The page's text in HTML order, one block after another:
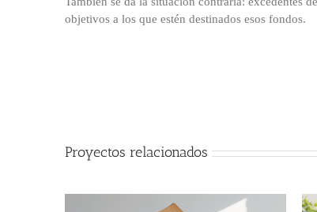
objetivos a los que estén destinados esos fondos.
Proyectos relacionados